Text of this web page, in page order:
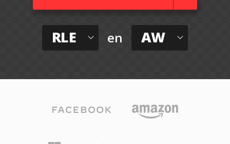
RLE en AW